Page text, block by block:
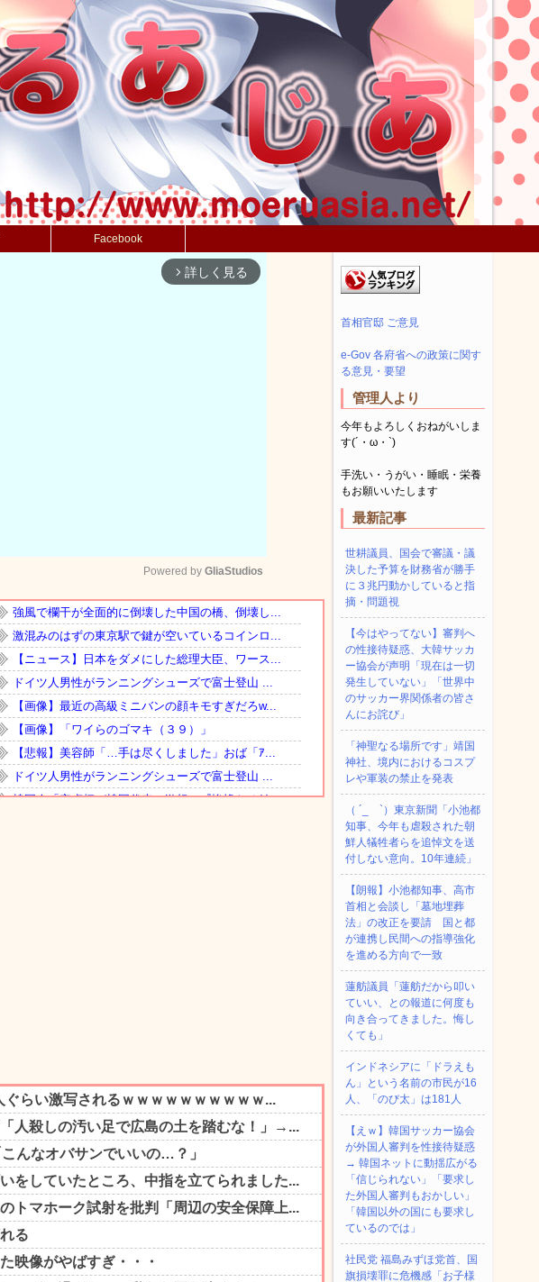
Facebook
arrow_forward_ios 詳しく見る
Mute
Powered by GliaStudios
首相官邸 ご意見
e-Gov 各府省への政策に関す
る意見・要望
管理人より
今年もよろしくおねがいしま
す(´・ω・`)
手洗い・うがい・睡眠・栄養
もお願いいたします
最新記事
世耕議員、国会で審議・議
決した予算を財務省が勝手
に３兆円動かしていると指
摘・問題視
【今はやってない】審判へ
の性接待疑惑、大韓サッカ
ー協会が声明「現在は一切
発生していない」「世界中
のサッカー界関係者の皆さ
んにお詫び」
「神聖なる場所です」靖国
神社、境内におけるコスプ
レや軍装の禁止を発表
（ ´_ゝ`）東京新聞「小池都
知事、今年も虐殺された朝
鮮人犠牲者らを追悼文を送
付しない意向。10年連続」
【朗報】小池都知事、高市
首相と会談し「墓地埋葬
法」の改正を要請 国と都
が連携し民間への指導強化
を進める方向で一致
蓮舫議員「蓮舫だから叩い
ていい、との報道に何度も
向き合ってきました。悔し
くても」
インドネシアに「ドラえも
ん」という名前の市民が16
人、「のび太」は181人
【えｗ】韓国サッカー協会
が外国人審判を性接待疑惑
→ 韓国ネットに動揺広がる
「信じられない」「要求し
た外国人審判もおかしい」
「韓国以外の国にも要求し
ているのでは」
社民党 福島みずほ党首、国
旗損壊罪に危機感「お子様